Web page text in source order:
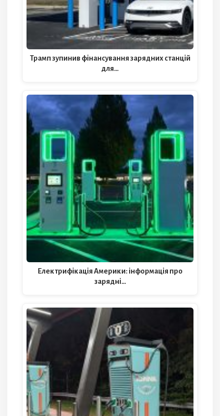
Трамп зупинив фінансування зарядних станцій
для…
Електрифікація Америки: інформація про
зарядні…